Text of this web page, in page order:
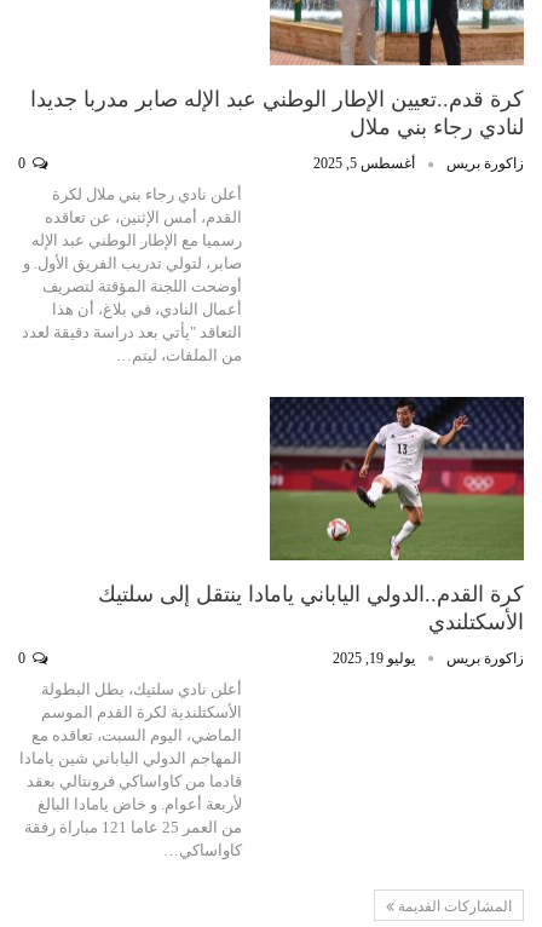
كرة قدم..تعيين الإطار الوطني عبد الإله صابر مدربا جديدا
لنادي رجاء بني ملال
زاكورة بريس أغسطس 5, 2025
أعلن نادي رجاء بني ملال لكرة
القدم، أمس الإثنين، عن تعاقده
رسميا مع الإطار الوطني عبد الإله
صابر، لتولي تدريب الفريق الأول. و
أوضحت اللجنة المؤقتة لتصريف
أعمال النادي، في بلاغ، أن هذا
التعاقد "يأتي بعد دراسة دقيقة لعدد
من الملفات، ليتم…
كرة القدم..الدولي الياباني يامادا ينتقل إلى سلتيك
الأسكتلندي
زاكورة بريس يوليو 19, 2025
أعلن نادي سلتيك، بطل البطولة
الأسكتلندية لكرة القدم الموسم
الماضي، اليوم السبت، تعاقده مع
المهاجم الدولي الياباني شين يامادا
قادما من كاواساكي فرونتالي بعقد
لأربعة أعوام. و خاض يامادا البالغ
من العمر 25 عاما 121 مباراة رفقة
كاواساكي…
المشاركات القديمة